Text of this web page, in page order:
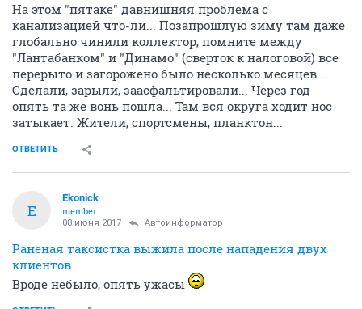
На этом "пятаке" давнишняя проблема с
канализацией что-ли... Позапрошлую зиму там даже
глобально чинили коллектор, помните между
"Лантабанком" и "Динамо" (сверток к налоговой) все
перерыто и загорожено было несколько месяцев...
Сделали, зарыли, заасфальтировали... Через год
опять та же вонь пошла... Там вся округа ходит нос
затыкает. Жители, спортсмены, планктон...
ОТВЕТИТЬ
E
Ekonick
member
08 июня 2017 Автоинформатор
Раненая таксистка выжила после нападения двух
клиентов
Вроде небыло, опять ужасы